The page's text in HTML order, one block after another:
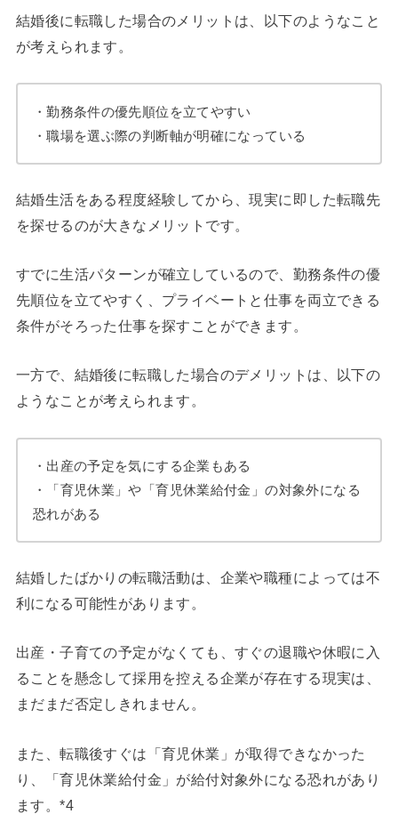
結婚後に転職した場合のメリットは、以下のようなこと
が考えられます。
・勤務条件の優先順位を立てやすい
・職場を選ぶ際の判断軸が明確になっている
結婚生活をある程度経験してから、現実に即した転職先
を探せるのが大きなメリットです。
すでに生活パターンが確立しているので、勤務条件の優
先順位を立てやすく、プライベートと仕事を両立できる
条件がそろった仕事を探すことができます。
一方で、結婚後に転職した場合のデメリットは、以下の
ようなことが考えられます。
・出産の予定を気にする企業もある
・「育児休業」や「育児休業給付金」の対象外になる
恐れがある
結婚したばかりの転職活動は、企業や職種によっては不
利になる可能性があります。
出産・子育ての予定がなくても、すぐの退職や休暇に入
ることを懸念して採用を控える企業が存在する現実は、
まだまだ否定しきれません。
また、転職後すぐは「育児休業」が取得できなかった
り、「育児休業給付金」が給付対象外になる恐れがあり
ます。*4